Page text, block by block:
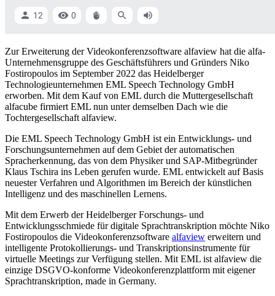
Zur Erweiterung der Videokonferenzsoftware alfaview hat die alfa-
Unternehmensgruppe des Geschäftsführers und Gründers Niko
Fostiropoulos im September 2022 das Heidelberger
Technologieunternehmen EML Speech Technology GmbH
erworben. Mit dem Kauf von EML durch die Muttergesellschaft
alfacube firmiert EML nun unter demselben Dach wie die
Tochtergesellschaft alfaview.
Die EML Speech Technology GmbH ist ein Entwicklungs- und
Forschungsunternehmen auf dem Gebiet der automatischen
Spracherkennung, das von dem Physiker und SAP-Mitbegründer
Klaus Tschira ins Leben gerufen wurde. EML entwickelt auf Basis
neuester Verfahren und Algorithmen im Bereich der künstlichen
Intelligenz und des maschinellen Lernens.
Mit dem Erwerb der Heidelberger Forschungs- und
Entwicklungsschmiede für digitale Sprachtranskription möchte Niko
Fostiropoulos die Videokonferenzsoftware alfaview erweitern und
intelligente Protokollierungs- und Transkriptionsinstrumente für
virtuelle Meetings zur Verfügung stellen. Mit EML ist alfaview die
einzige DSGVO-konforme Videokonferenzplattform mit eigener
Sprachtranskription, made in Germany.